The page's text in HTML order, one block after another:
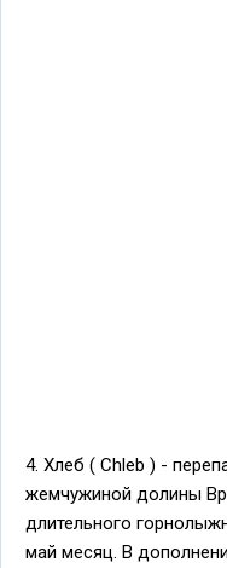
4. Хлеб ( Chleb ) -
жемчужиной долины
длительного
май месяц. В